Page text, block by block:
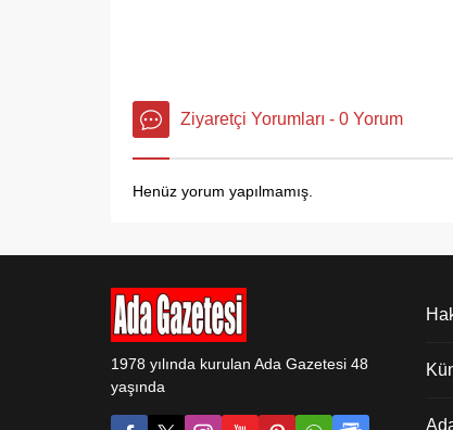
Ziyaretçi Yorumları - 0 Yorum
Henüz yorum yapılmamış.
1978 yılında kurulan Ada Gazetesi 48
yaşında